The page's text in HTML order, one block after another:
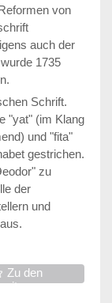
von
auch der
1735
Schrift.
"yat" (im Klang
und "fita"
gestrichen.
zu
der
und
Zu den